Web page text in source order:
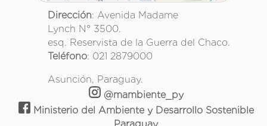
Dirección: Avenida Madame
Lynch N° 3500.
esq. Reservista de la Guerra del Chaco.
Teléfono: 021 2879000
Asunción, Paraguay.
@mambiente_py
Ministerio del Ambiente y Desarrollo Sostenible